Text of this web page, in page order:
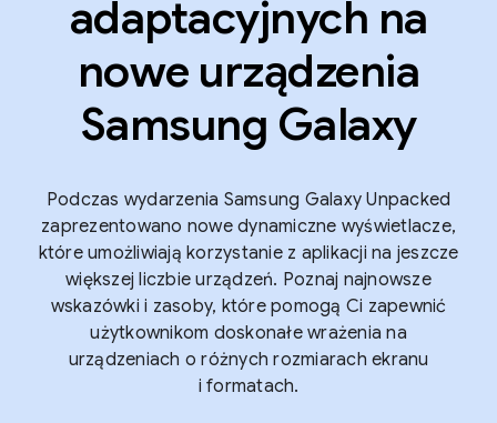
adaptacyjnych na
nowe urządzenia
Samsung Galaxy
Podczas wydarzenia Samsung Galaxy Unpacked
zaprezentowano nowe dynamiczne wyświetlacze,
które umożliwiają korzystanie z aplikacji na jeszcze
większej liczbie urządzeń. Poznaj najnowsze
wskazówki i zasoby, które pomogą Ci zapewnić
użytkownikom doskonałe wrażenia na
urządzeniach o różnych rozmiarach ekranu
i formatach.